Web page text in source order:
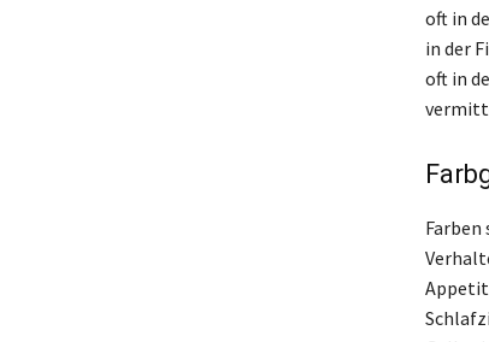
oft in
in der
oft in
Appetit